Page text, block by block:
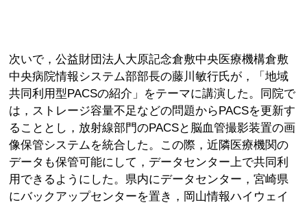
次いで，公益財団法人大原記念倉敷中央医療機構倉敷
中央病院情報システム部部長の藤川敏行氏が，「地域
共同利用型PACSの紹介」をテーマに講演した。同院で
は，ストレージ容量不足などの問題からPACSを更新す
ることとし，放射線部門のPACSと脳血管撮影装置の画
像保管システムを統合した。この際，近隣医療機関の
データも保管可能にして，データセンター上で共同利
用できるようにした。県内にデータセンター，宮崎県
にバックアップセンターを置き，岡山情報ハイウェイ